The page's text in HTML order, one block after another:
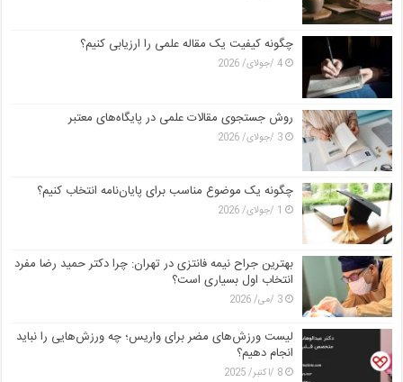
چگونه کیفیت یک مقاله علمی را ارزیابی کنیم؟
4 /جولای/ 2026
روش جستجوی مقالات علمی در پایگاه‌های معتبر
3 /جولای/ 2026
چگونه یک موضوع مناسب برای پایان‌نامه انتخاب کنیم؟
1 /جولای/ 2026
بهترین جراح نیمه فانتزی در تهران: چرا دکتر حمید رضا مفرد
انتخاب اول بسیاری است؟
3 /می/ 2026
لیست ورزش‌های مضر برای واریس؛ چه ورزش‌هایی را نباید
انجام دهیم؟
8 /اکتبر/ 2025